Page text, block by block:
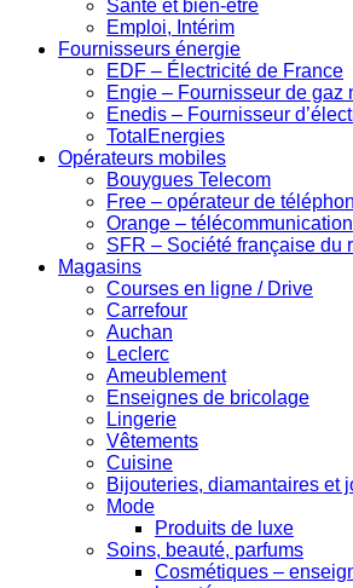
Santé et bien-être
Emploi, Intérim
Fournisseurs énergie
EDF – Électricité de France
Engie – Fournisseur de gaz
Enedis – Fournisseur
TotalEnergies
Opérateurs mobiles
Bouygues Telecom
Free – opérateur de
Orange – télécommunication
SFR – Société française du
Magasins
Courses en ligne / Drive
Carrefour
Auchan
Leclerc
Ameublement
Enseignes de bricolage
Lingerie
Vêtements
Cuisine
Bijouteries, diamantaires et
Mode
Produits de luxe
Soins, beauté, parfums
Cosmétiques –